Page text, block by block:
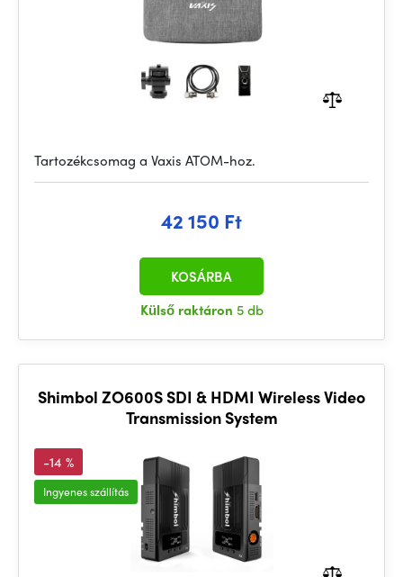
Tartozékcsomag a Vaxis ATOM-hoz.
42 150 Ft
Külső raktáron 5 db
KOSÁRBA
Shimbol ZO600S SDI & HDMI Wireless Video
Transmission System
-14 %
Ingyenes szállítás